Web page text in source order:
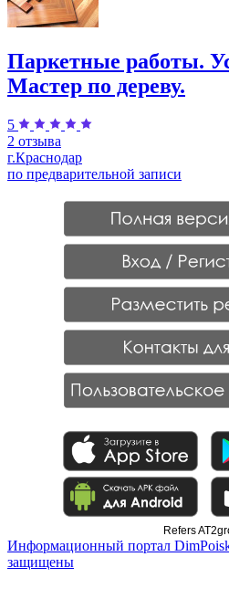
Паркетные работы.
Мастер по дереву.
5
2 отзыва
г.Краснодар
по предварительной записи
Refers
Информационный портал
защищены